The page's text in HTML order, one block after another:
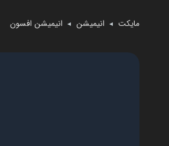
مایکت ◄ انیمیشن ◄ انیمیشن افسون